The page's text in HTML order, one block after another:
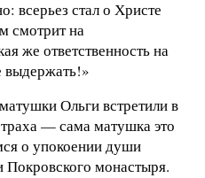
всерьез стал о Христе
смотрит на
же ответственность на
Ольги встретили в
— сама матушка это
о упокоении души
Покровского монастыря.